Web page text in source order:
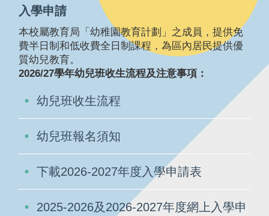
入學申請
本校屬教育局「幼稚園教育計劃」之成員，提供免
費半日制和低收費全日制課程，為區內居民提供優
質幼兒教育。
2026/27學年幼兒班收生流程及注意事項：
幼兒班收生流程
幼兒班報名須知
下載2026-2027年度入學申請表
2025-2026及2026-2027年度網上入學申